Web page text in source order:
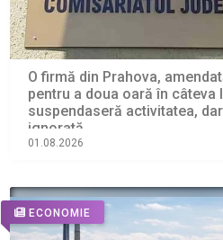
O firmă din Prahova,
pentru a doua oară în câteva
suspendaseră activitatea,
ignorată
01.08.2026
ECONOMIE